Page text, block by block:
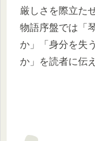
厳しさを際立た
物語序盤では「
か」「身分を失
か」を読者に伝